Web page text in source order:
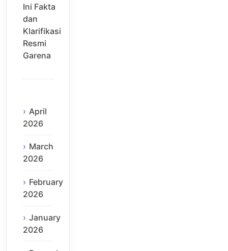
Ini Fakta
dan
Klarifikasi
Resmi
Garena
April
2026
March
2026
February
2026
January
2026